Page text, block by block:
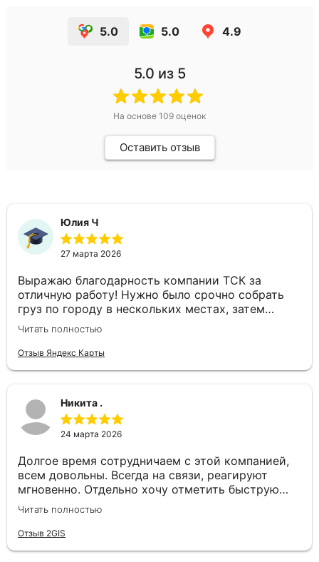
5.0 5.0 4.9
5.0 из 5
На основе 109 оценок
Оставить отзыв
Юлия Ч
27 марта 2026
Выражаю благодарность компании ТСК за
отличную работу! Нужно было срочно собрать
груз по городу в нескольких местах, затем
доставить в другой город день в день. Ребята
подобрали отдельный автомобиль, все сделали
оперативно. Спасибо за слаженность и
Читать полностью
Отзыв Яндекс Карты
Никита .
24 марта 2026
Долгое время сотрудничаем с этой компанией,
всем довольны. Всегда на связи, реагируют
мгновенно. Отдельно хочу отметить быструю
постановку авто и отличное качество самих
перевозок. Надёжный перевозчик, рекомендуем!
Читать полностью
Отзыв 2GIS